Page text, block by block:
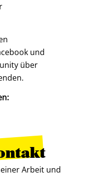
und
über
Arbeit und